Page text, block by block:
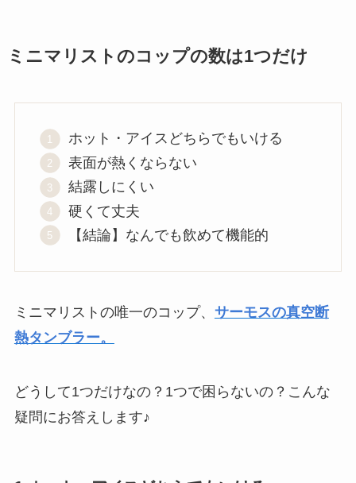
ミニマリストのコップの数は1つだけ
ホット・アイスどちらでもいける
表面が熱くならない
結露しにくい
硬くて丈夫
【結論】なんでも飲めて機能的
ミニマリストの唯一のコップ、 サーモスの真空断
熱タンブラー。
どうして1つだけなの？1つで困らないの？こんな
疑問にお答えします♪